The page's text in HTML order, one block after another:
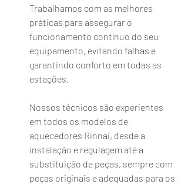
Trabalhamos com as melhores
práticas para assegurar o
funcionamento contínuo do seu
equipamento, evitando falhas e
garantindo conforto em todas as
estações.
Nossos técnicos são experientes
em todos os modelos de
aquecedores Rinnai, desde a
instalação e regulagem até a
substituição de peças, sempre com
peças originais e adequadas para os